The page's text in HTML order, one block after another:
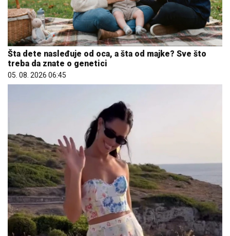
Šta dete nasleđuje od oca, a šta od majke? Sve što
treba da znate o genetici
05. 08. 2026 06:45